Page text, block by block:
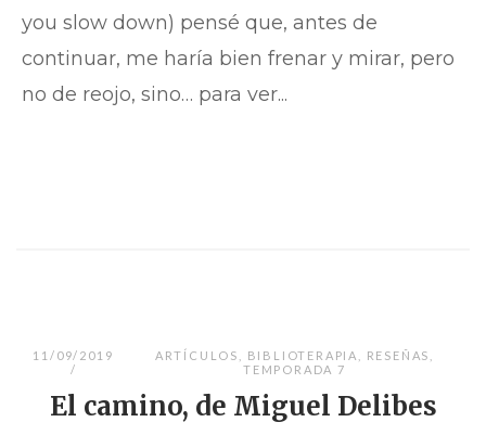
you slow down) pensé que, antes de
continuar, me haría bien frenar y mirar, pero
no de reojo, sino… para ver...
11/09/2019 ARTÍCULOS BIBLIOTERAPIA RESEÑAS
TEMPORADA 7
El camino, de Miguel Delibes